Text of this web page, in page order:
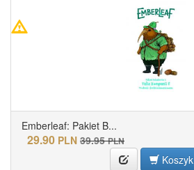
Emberleaf: Pakiet B...
29.90 PLN 39.95 PLN
Koszyk